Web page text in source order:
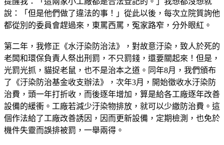
說：「但是他們做了違法的事！」從此以後，每次立院質詢他
都從別的委員會趕過來，東罵西罵，冤家路窄，分外眼紅。
第二年，我修正《水汙染防治法》，對故意汙染，致人於死的
老闆和環保負責人祭出刑罰，不只罰錢，還要關起來！但是，
光罰光抓，貓捉老鼠，也不是治本之道。同年8月，我們頒布
了《汙染防治基金收支辦法》，次年3月，開始徵收水汙染防
治費，頭一年打折收，而後逐年增加，算是給各工廠逐年改善
設備的緩衝。工廠若減少汙染物排放，就可以少繳防治費。這
個作法給了工廠改善誘因，因而更新設備，定期檢測，也免於
機件失靈而誤排被罰，一舉兩得。